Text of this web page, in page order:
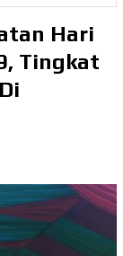
Hari
Tingkat